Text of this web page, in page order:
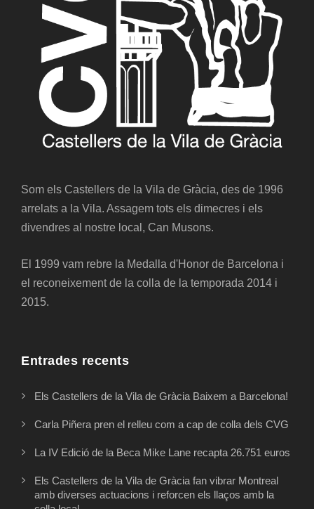
Som els Castellers de la Vila de Gràcia, des de 1996
arrelats a la Vila. Assagem tots els dimecres i els
divendres al nostre local, Can Musons.
El 1999 vam rebre la Medalla d'Honor de Barcelona i
el reconeixement de la colla de la temporada 2014 i
2015.
Entrades recents
Els Castellers de la Vila de Gràcia Baixem a Barcelona!
Carla Piñera pren el relleu com a cap de colla dels CVG
La IV Edició de la Beca Mike Lane recapta 26.751 euros
Els Castellers de la Vila de Gràcia fan vibrar Montreal
amb diverses actuacions i reforcen els llaços amb la